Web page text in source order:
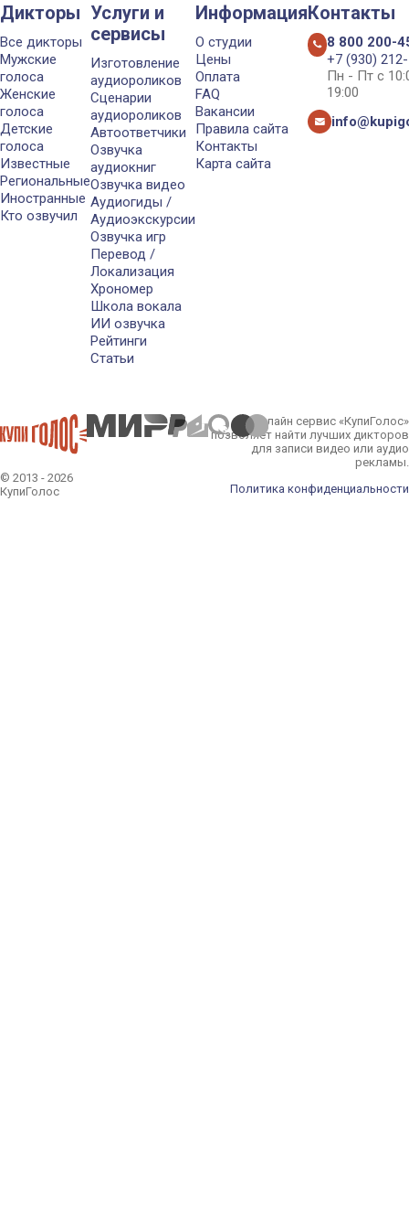
Дикторы
Все дикторы
Мужские
голоса
Женские
голоса
Детские
голоса
Известные
Региональные
Иностранные
Кто озвучил
Услуги и
сервисы
Изготовление
аудиороликов
Сценарии
аудиороликов
Автоответчики
Озвучка
аудиокниг
Озвучка видео
Аудиогиды /
Аудиоэкскурсии
Озвучка игр
Перевод /
Локализация
Хрономер
Школа вокала
ИИ озвучка
Рейтинги
Статьи
Информация
О студии
Цены
Оплата
FAQ
Вакансии
Правила сайта
Контакты
Карта сайта
Контакты
8 800 200-
+7 (930)
Пн - Пт с
19:00
© 2013 - 2026
КупиГолос
Онлайн сервис «КупиГолос»
позволяет найти лучших дикторов
для записи видео или аудио
рекламы.
Политика конфиденциальности